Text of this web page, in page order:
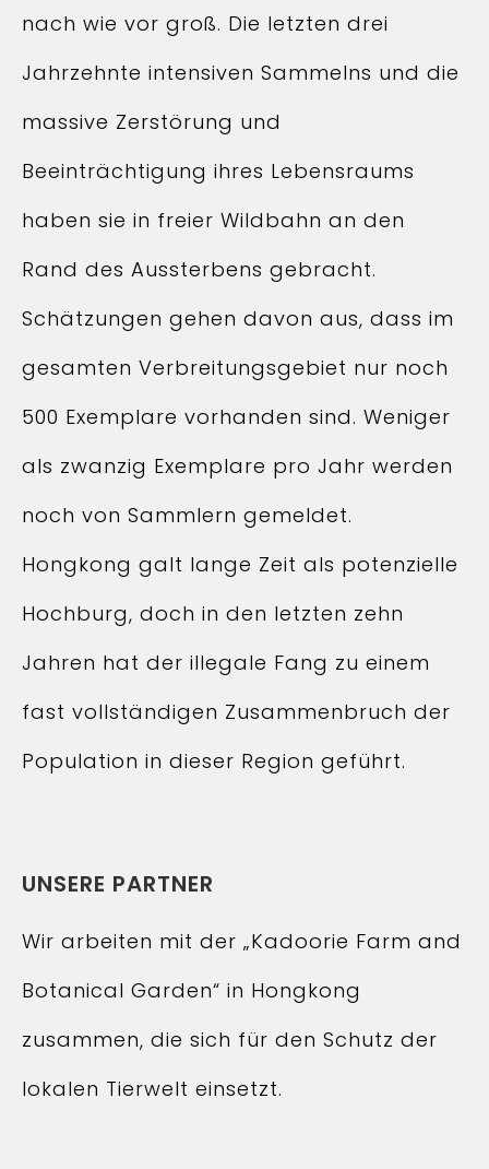
nach wie vor groß. Die letzten drei
Jahrzehnte intensiven Sammelns und die
massive Zerstörung und
Beeinträchtigung ihres Lebensraums
haben sie in freier Wildbahn an den
Rand des Aussterbens gebracht.
Schätzungen gehen davon aus, dass im
gesamten Verbreitungsgebiet nur noch
500 Exemplare vorhanden sind. Weniger
als zwanzig Exemplare pro Jahr werden
noch von Sammlern gemeldet.
Hongkong galt lange Zeit als potenzielle
Hochburg, doch in den letzten zehn
Jahren hat der illegale Fang zu einem
fast vollständigen Zusammenbruch der
Population in dieser Region geführt.
UNSERE PARTNER
Wir arbeiten mit der „Kadoorie Farm and
Botanical Garden“ in Hongkong
zusammen, die sich für den Schutz der
lokalen Tierwelt einsetzt.